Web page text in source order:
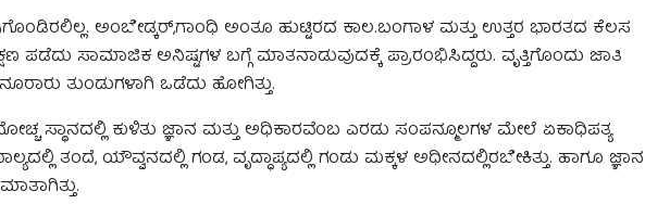
ಅಂಬೇಡ್ಕರ್,ಗಾಂಧಿ ಅಂತೂ ಹುಟ್ಟಿರದ ಕಾಲ.ಬಂಗಾಳ ಮತ್ತು ಉತ್ತರ ಭಾರತದ ಕೆಲಸ
ಪಡೆದು ಸಾಮಾಜಿಕ ಅನಿಷ್ಟಗಳ ಬಗ್ಗೆ ಮಾತನಾಡುವುದಕ್ಕೆ ಪ್ರಾರಂಭಿಸಿದ್ದರು. ವೃತ್ತಿಗೊಂದು ಜಾತಿ
ತುಂಡುಗಳಾಗಿ ಒಡೆದು ಹೋಗಿತ್ತು.
ಸ್ಥಾನದಲ್ಲಿ ಕುಳಿತು ಜ್ಞಾನ ಮತ್ತು ಅಧಿಕಾರವೆಂಬ ಎರಡು ಸಂಪನ್ಮೂಲಗಳ ಮೇಲೆ ಏಕಾಧಿಪತ್ಯ
ತಂದೆ, ಯೌವ್ವನದಲ್ಲಿ ಗಂಡ, ವೃದ್ಧಾಪ್ಯದಲ್ಲಿ ಗಂಡು ಮಕ್ಕಳ ಅಧೀನದಲ್ಲಿರಬೇಕಿತ್ತು. ಹಾಗೂ ಜ್ಞಾನ